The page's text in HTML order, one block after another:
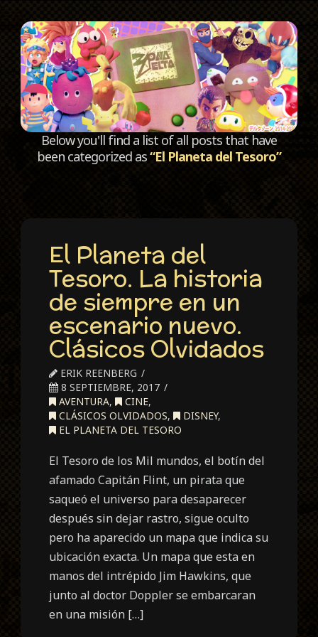
Below you'll find a list of all posts that have
been categorized as“El Planeta del Tesoro”
El Planeta del
Tesoro. La historia
de siempre en un
escenario nuevo.
Clásicos Olvidados
ERIK REENBERG
8 SEPTIEMBRE, 2017
AVENTURA, CINE,
CLÁSICOS OLVIDADOS, DISNEY,
EL PLANETA DEL TESORO
El Tesoro de los Mil mundos, el botín del
afamado Capitán Flint, un pirata que
saqueó el universo para desaparecer
después sin dejar rastro, sigue oculto
pero ha aparecido un mapa que indica su
ubicación exacta. Un mapa que esta en
manos del intrépido Jim Hawkins, que
junto al doctor Doppler se embarcaran
en una misión […]